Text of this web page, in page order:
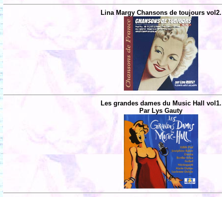
Lina Margy Chansons de toujours vol2.
Les grandes dames du Music Hall vol1.
Par Lys Gauty